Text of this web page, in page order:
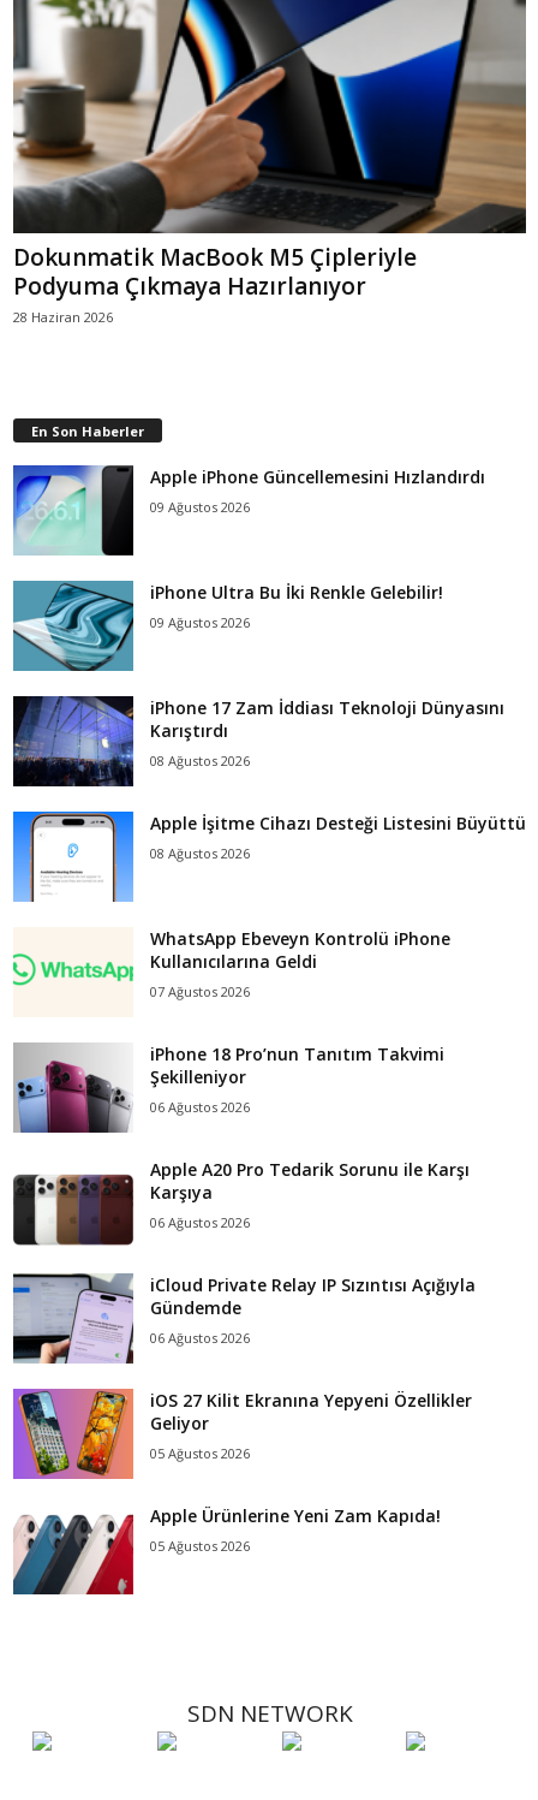
Dokunmatik MacBook M5 Çipleriyle
Podyuma Çıkmaya Hazırlanıyor
28 Haziran 2026
En Son Haberler
Apple iPhone Güncellemesini Hızlandırdı
09 Ağustos 2026
iPhone Ultra Bu İki Renkle Gelebilir!
09 Ağustos 2026
iPhone 17 Zam İddiası Teknoloji Dünyasını
Karıştırdı
08 Ağustos 2026
Apple İşitme Cihazı Desteği Listesini Büyüttü
08 Ağustos 2026
WhatsApp Ebeveyn Kontrolü iPhone
Kullanıcılarına Geldi
07 Ağustos 2026
iPhone 18 Pro’nun Tanıtım Takvimi
Şekilleniyor
06 Ağustos 2026
Apple A20 Pro Tedarik Sorunu ile Karşı
Karşıya
06 Ağustos 2026
iCloud Private Relay IP Sızıntısı Açığıyla
Gündemde
06 Ağustos 2026
iOS 27 Kilit Ekranına Yepyeni Özellikler
Geliyor
05 Ağustos 2026
Apple Ürünlerine Yeni Zam Kapıda!
05 Ağustos 2026
SDN NETWORK